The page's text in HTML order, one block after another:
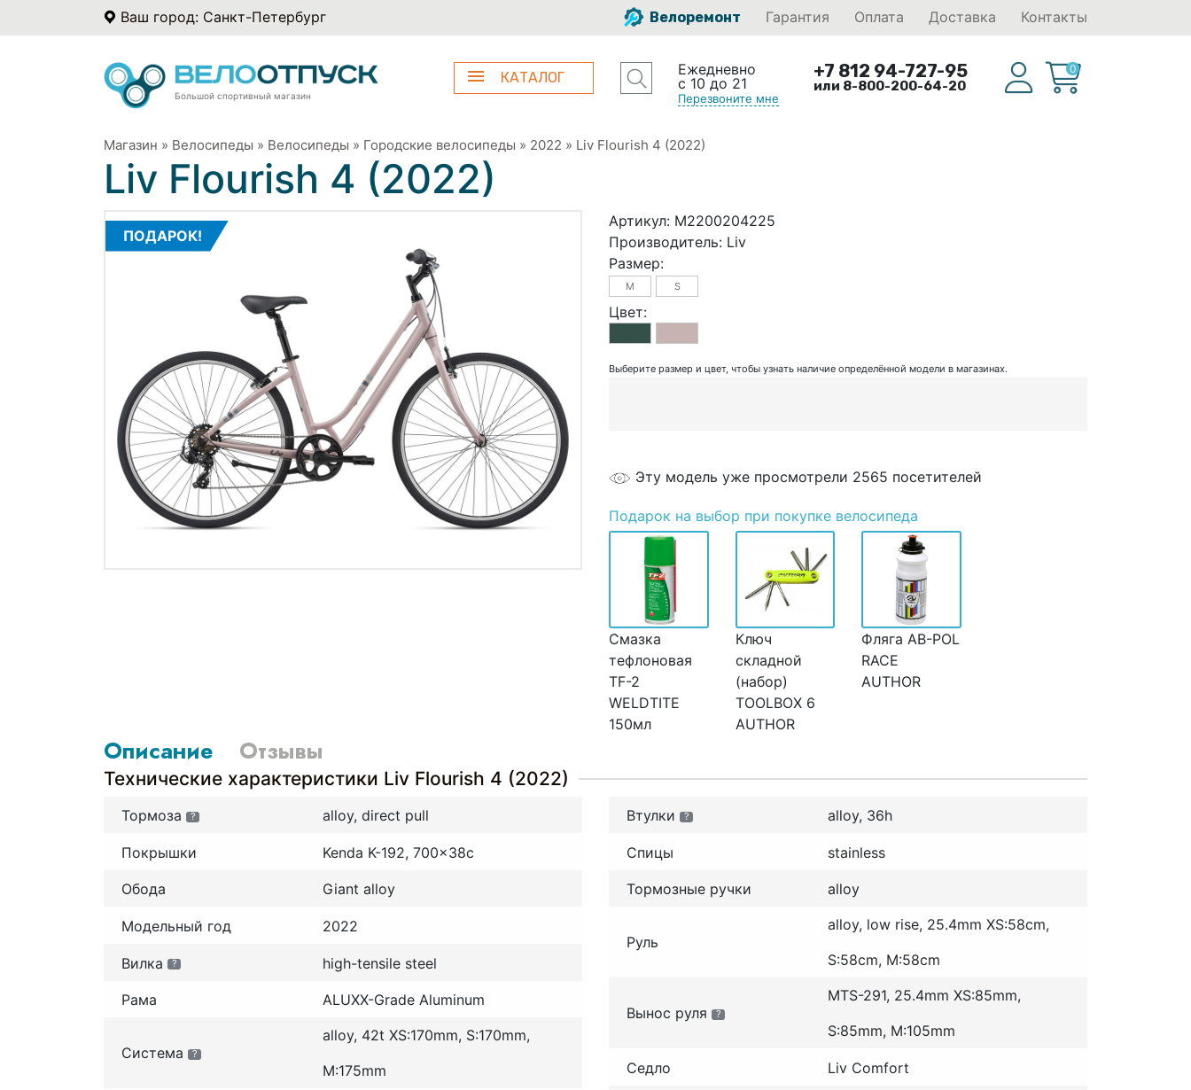
Ваш город: Санкт-Петербург Велоремонт Гарантия Оплата Доставка Контакты
Большой спортивный магазин
КАТАЛОГ
Ежедневно
с 10 до 21
Перезвоните мне
+7 812 94-727-95
или 8-800-200-64-20
0
Магазин » Велосипеды » Велосипеды » Городские велосипеды » 2022 » Liv Flourish 4 (2022)
Liv Flourish 4 (2022)
ПОДАРОК!
Артикул: M2200204225
Производитель: Liv
Размер:
M S
Цвет:
Выберите размер и цвет, чтобы узнать наличие определённой модели в магазинах.
Эту модель уже просмотрели 2565 посетителей
Подарок на выбор при покупке велосипеда
Смазка
тефлоновая
TF-2
WELDTITE
150мл
Ключ
складной
(набор)
TOOLBOX 6
AUTHOR
Фляга AB-POL
RACE
AUTHOR
Описание Отзывы
Технические характеристики Liv Flourish 4 (2022)
Тормоза ? alloy, direct pull
Покрышки Kenda K-192, 700x38c
Обода Giant alloy
Модельный год 2022
Вилка ? high-tensile steel
Рама ALUXX-Grade Aluminum
Система ?
alloy, 42t XS:170mm, S:170mm,
M:175mm
Втулки ? alloy, 36h
Спицы stainless
Тормозные ручки alloy
Руль
alloy, low rise, 25.4mm XS:58cm,
S:58cm, M:58cm
Вынос руля ?
MTS-291, 25.4mm XS:85mm,
S:85mm, M:105mm
Седло Liv Comfort